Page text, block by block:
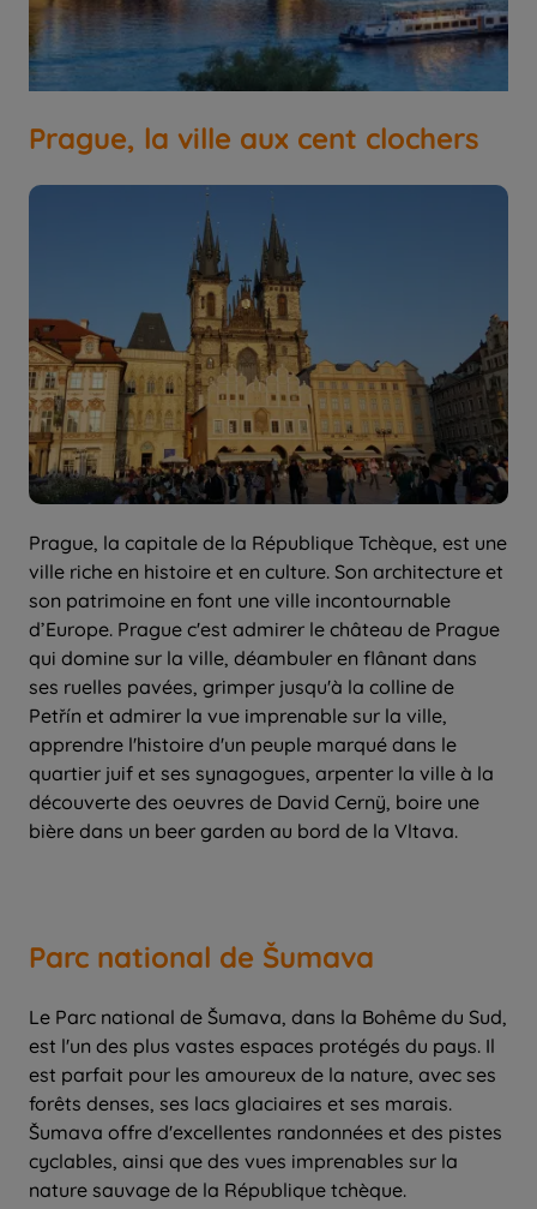
Prague, la ville aux cent clochers
Prague, la capitale de la République Tchèque, est une
ville riche en histoire et en culture. Son architecture et
son patrimoine en font une ville incontournable
d’Europe. Prague c'est admirer le château de Prague
qui domine sur la ville, déambuler en flânant dans
ses ruelles pavées, grimper jusqu'à la colline de
Petřín et admirer la vue imprenable sur la ville,
apprendre l'histoire d'un peuple marqué dans le
quartier juif et ses synagogues, arpenter la ville à la
découverte des oeuvres de David Cernÿ, boire une
bière dans un beer garden au bord de la Vltava.
Parc national de Šumava
Le Parc national de Šumava, dans la Bohême du Sud,
est l'un des plus vastes espaces protégés du pays. Il
est parfait pour les amoureux de la nature, avec ses
forêts denses, ses lacs glaciaires et ses marais.
Šumava offre d'excellentes randonnées et des pistes
cyclables, ainsi que des vues imprenables sur la